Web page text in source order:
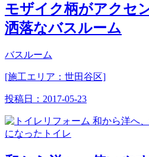
モザイク柄がアクセ
洒落なバスルーム
バスルーム
[施工エリア：世田谷区]
投稿日： 2017-05-23